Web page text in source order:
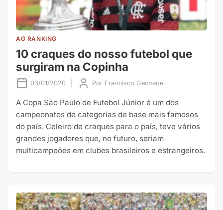
AG RANKING
10 craques do nosso futebol que
surgiram na Copinha
03/01/2020 Por Francisco Geovane
A Copa São Paulo de Futebol Júnior é um dos
campeonatos de categorias de base mais famosos
do país. Celeiro de craques para o país, teve vários
grandes jogadores que, no futuro, seriam
multicampeões em clubes brasileiros e estrangeiros.